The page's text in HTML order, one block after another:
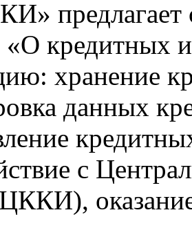
предлагает
кредитных
хранение
данных
с